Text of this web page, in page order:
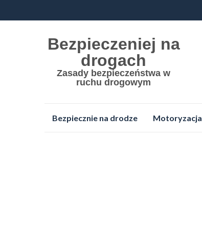
Bezpieczeniej na
drogach
Zasady bezpieczeństwa w
ruchu drogowym
Bezpiecznie na drodze Motoryzacja